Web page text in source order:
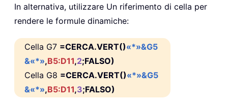
In alternativa, utilizzare Un riferimento di cella per
rendere le formule dinamiche:
Cella G7 =CERCA.VERT()«*»&G5
&«*»,B5:D11,2;FALSO)
Cella G8 =CERCA.VERT()«*»&G5
&«*»,B5:D11,3;FALSO)